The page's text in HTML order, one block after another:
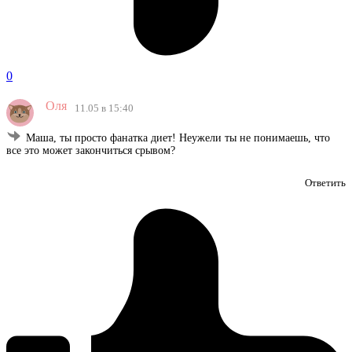
0
Оля 11.05 в 15:40
Маша, ты просто фанатка диет! Неужели ты не понимаешь, что
все это может закончиться срывом?
Ответить